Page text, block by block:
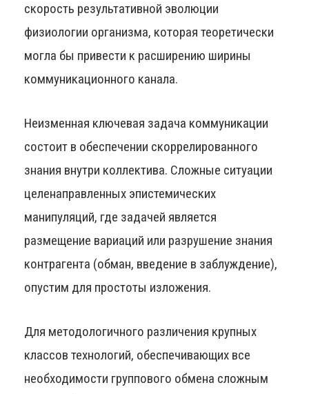
скорость результативной эволюции
физиологии организма, которая теоретически
могла бы привести к расширению ширины
коммуникационного канала.
Неизменная ключевая задача коммуникации
состоит в обеспечении скоррелированного
знания внутри коллектива. Сложные ситуации
целенаправленных эпистемических
манипуляций, где задачей является
размещение вариаций или разрушение знания
контрагента (обман, введение в заблуждение),
опустим для простоты изложения.
Для методологичного различения крупных
классов технологий, обеспечивающих все
необходимости группового обмена сложным